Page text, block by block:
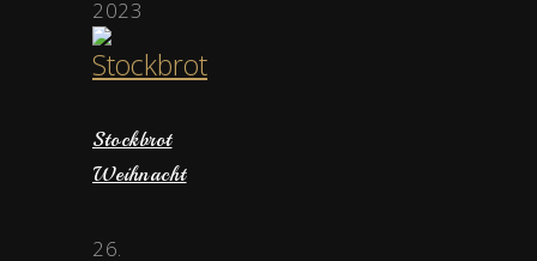
2023
Stockbrot
Weihnacht
26.